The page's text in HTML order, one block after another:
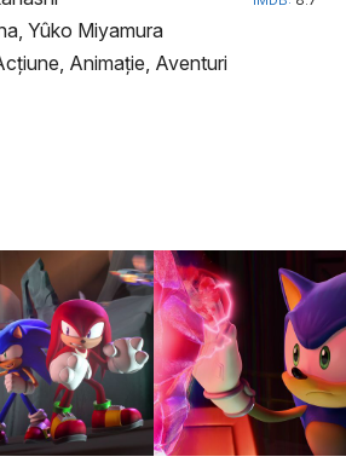
Yûko Miyamura
Animaţie, Aventuri